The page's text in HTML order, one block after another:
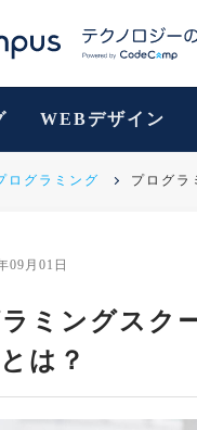
WEBデザイン
ログラミング プログラ
09月01日
ミングスク
は？